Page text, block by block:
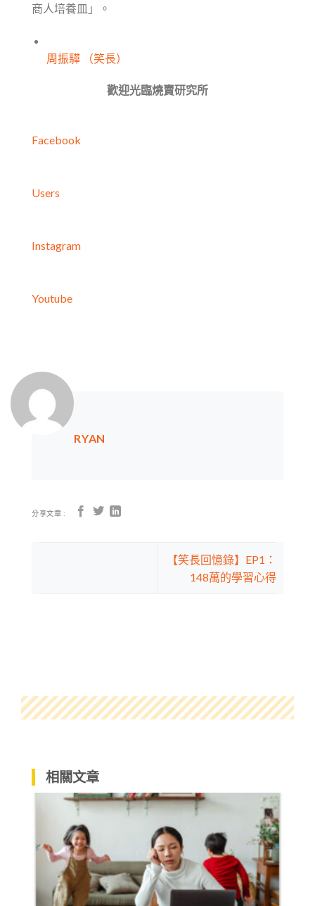
商人培養皿」。
周振驊 （笑長）
歡迎光臨燒賣研究所
Facebook
Users
Instagram
Youtube
RYAN
分享文章 :
【笑長回憶錄】EP1：
148萬的學習心得
相關文章